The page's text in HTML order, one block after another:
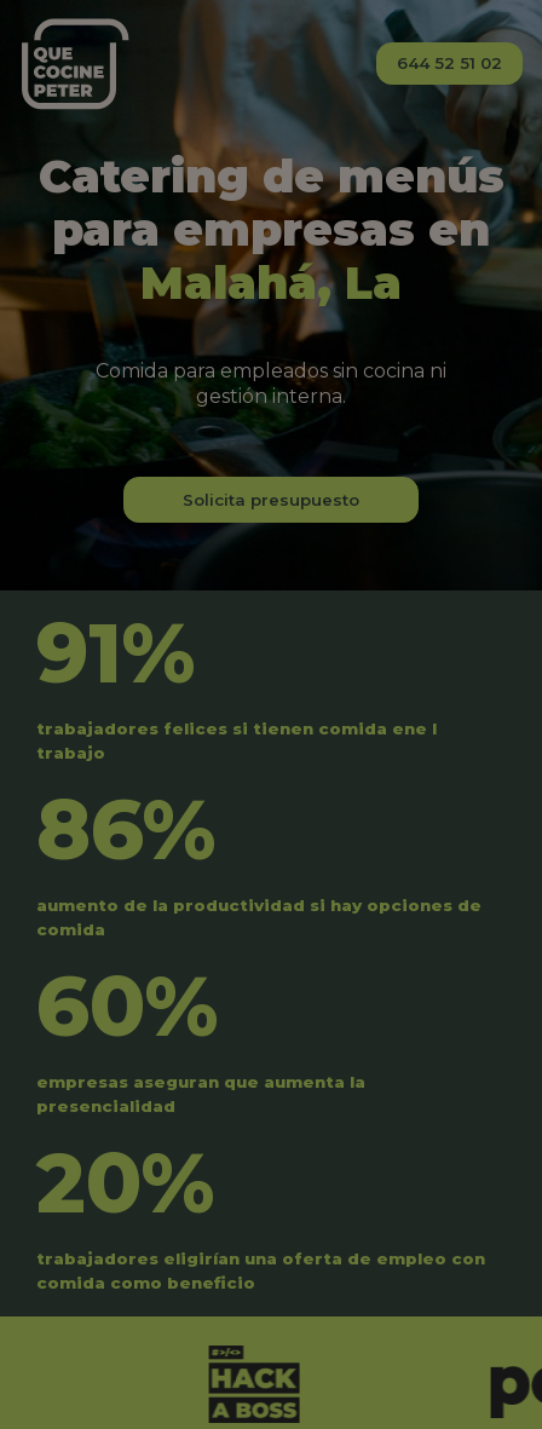
644 52 51 02
Catering de menús
para empresas en
Malahá, La
Comida para empleados sin cocina ni
gestión interna.
Solicita presupuesto
91%
trabajadores felices si tienen comida ene l
trabajo
86%
aumento de la productividad si hay opciones de
comida
60%
empresas aseguran que aumenta la
presencialidad
20%
trabajadores eligirían una oferta de empleo con
comida como beneficio